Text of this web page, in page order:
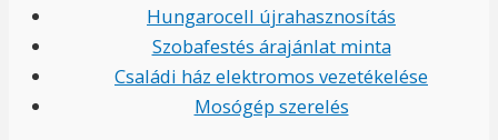
Hungarocell újrahasznosítás
Szobafestés árajánlat minta
Családi ház elektromos vezetékelése
Mosógép szerelés